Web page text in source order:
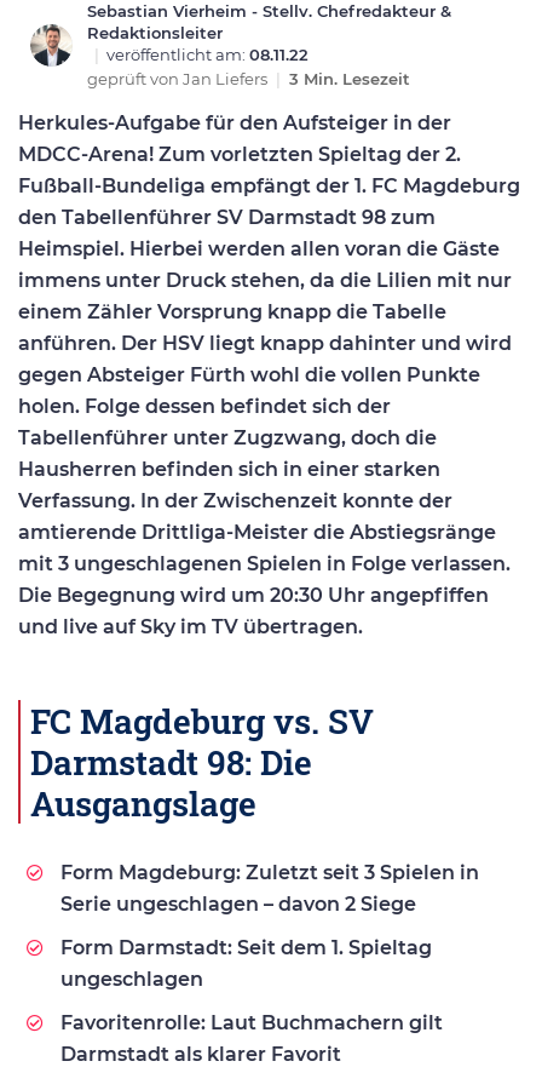
Sebastian Vierheim - Stellv. Chefredakteur &
Redaktionsleiter
| veröffentlicht am: 08.11.22
geprüft von Jan Liefers | 3 Min. Lesezeit
Herkules-Aufgabe für den Aufsteiger in der
MDCC-Arena! Zum vorletzten Spieltag der 2.
Fußball-Bundeliga empfängt der 1. FC Magdeburg
den Tabellenführer SV Darmstadt 98 zum
Heimspiel. Hierbei werden allen voran die Gäste
immens unter Druck stehen, da die Lilien mit nur
einem Zähler Vorsprung knapp die Tabelle
anführen. Der HSV liegt knapp dahinter und wird
gegen Absteiger Fürth wohl die vollen Punkte
holen. Folge dessen befindet sich der
Tabellenführer unter Zugzwang, doch die
Hausherren befinden sich in einer starken
Verfassung. In der Zwischenzeit konnte der
amtierende Drittliga-Meister die Abstiegsränge
mit 3 ungeschlagenen Spielen in Folge verlassen.
Die Begegnung wird um 20:30 Uhr angepfiffen
und live auf Sky im TV übertragen.
FC Magdeburg vs. SV
Darmstadt 98: Die
Ausgangslage
Form Magdeburg: Zuletzt seit 3 Spielen in
Serie ungeschlagen – davon 2 Siege
Form Darmstadt: Seit dem 1. Spieltag
ungeschlagen
Favoritenrolle: Laut Buchmachern gilt
Darmstadt als klarer Favorit